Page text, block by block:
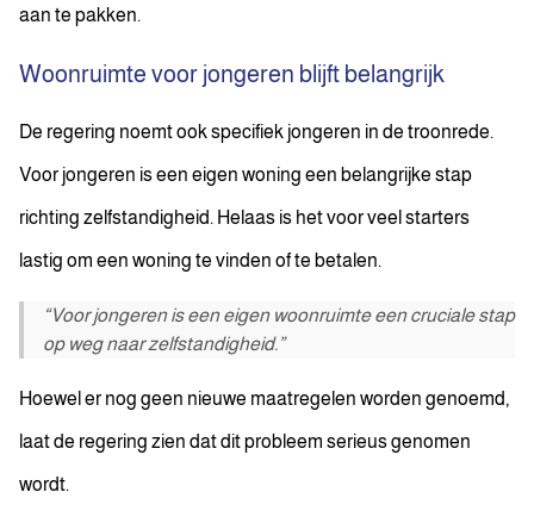
aan te pakken.
Woonruimte voor jongeren blijft belangrijk
De regering noemt ook specifiek jongeren in de troonrede.
Voor jongeren is een eigen woning een belangrijke stap
richting zelfstandigheid. Helaas is het voor veel starters
lastig om een woning te vinden of te betalen.
“Voor jongeren is een eigen woonruimte een cruciale stap
op weg naar zelfstandigheid.”
Hoewel er nog geen nieuwe maatregelen worden genoemd,
laat de regering zien dat dit probleem serieus genomen
wordt.